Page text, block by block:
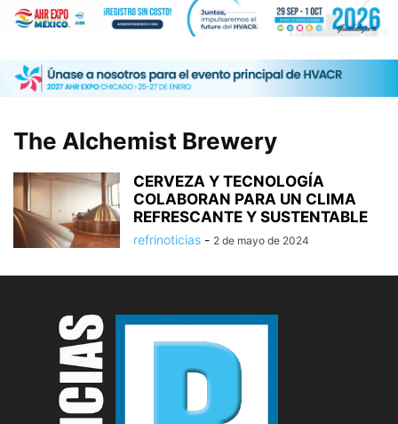
The Alchemist Brewery
CERVEZA Y TECNOLOGÍA
COLABORAN PARA UN CLIMA
REFRESCANTE Y SUSTENTABLE
refrinoticias - 2 de mayo de 2024